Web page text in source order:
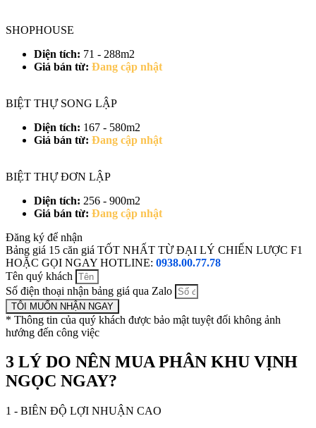
SHOPHOUSE
Diện tích: 71 - 288m2
Giá bán từ: Đang cập nhật
BIỆT THỰ SONG LẬP
Diện tích: 167 - 580m2
Giá bán từ: Đang cập nhật
BIỆT THỰ ĐƠN LẬP
Diện tích: 256 - 900m2
Giá bán từ: Đang cập nhật
Đăng ký để nhận
Bảng giá 15 căn giá TỐT NHẤT TỪ ĐẠI LÝ CHIẾN LƯỢC F1
HOẶC GỌI NGAY HOTLINE: 0938.00.77.78
Tên quý khách
Số điện thoại nhận bảng giá qua Zalo
TÔI MUỐN NHẬN NGAY
* Thông tin của quý khách được bảo mật tuyệt đối không ảnh
hướng đến công việc
3 LÝ DO NÊN MUA PHÂN KHU VỊNH
NGỌC NGAY?
1 - BIÊN ĐỘ LỢI NHUẬN CAO